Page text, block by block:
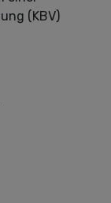
(KBV)